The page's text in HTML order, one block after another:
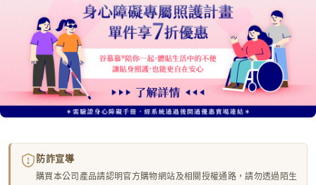
防詐宣導
購買本公司產品請認明官方購物網站及相關授權通路，請勿透過陌生